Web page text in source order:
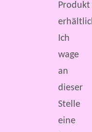
Produkt
Ich
wage
an
dieser
Stelle
eine